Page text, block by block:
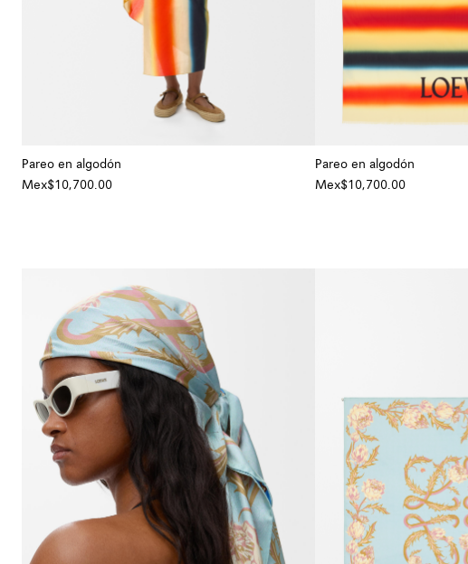
Pareo en algodón
Mex$10,700.00
Pareo en algodón
Mex$10,700.00